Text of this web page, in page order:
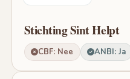
Stichting Sint Helpt
CBF: Nee ANBI: Ja